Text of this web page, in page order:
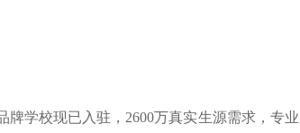
牌学校现已入驻，2600万真实生源需求，专业